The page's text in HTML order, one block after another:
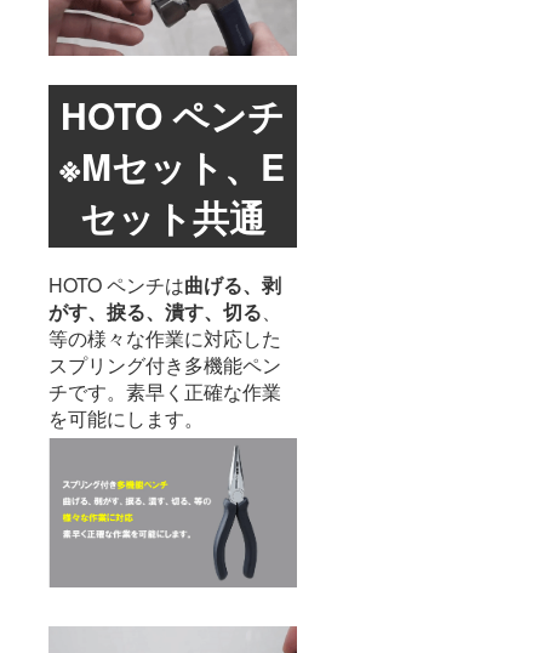
HOTO ペンチ
※Mセット、E
セット共通
HOTO ペンチは曲げる、剥
がす、捩る、潰す、切る、
等の様々な作業に対応した
スプリング付き多機能ペン
チです。素早く正確な作業
を可能にします。